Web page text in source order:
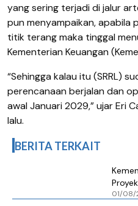
yang sering terjadi di jalur
pun menyampaikan, apabila
titik terang maka tinggal
Kementerian Keuangan
“Sehingga kalau itu (SRRL)
perencanaan berjalan dan
awal Januari 2029,” ujar Eri
lalu.
BERITA TERKAIT
01/08/